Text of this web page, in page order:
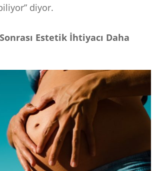
diyor.
Estetik İhtiyacı Daha